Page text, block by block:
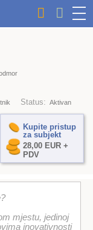
Status: Aktivan
Kupite pristup
za subjekt
28,00 EUR +
PDV
mjestu, jedinoj
inovativnosti